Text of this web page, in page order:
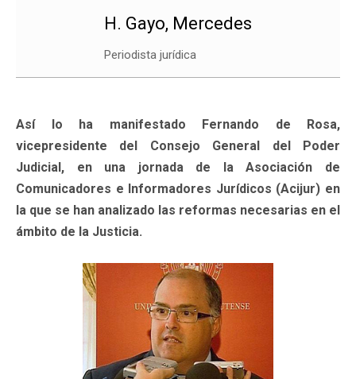
H. Gayo, Mercedes
Periodista jurídica
Así lo ha manifestado Fernando de Rosa,
vicepresidente del Consejo General del Poder
Judicial, en una jornada de la Asociación de
Comunicadores e Informadores Jurídicos (Acijur) en
la que se han analizado las reformas necesarias en el
ámbito de la Justicia.